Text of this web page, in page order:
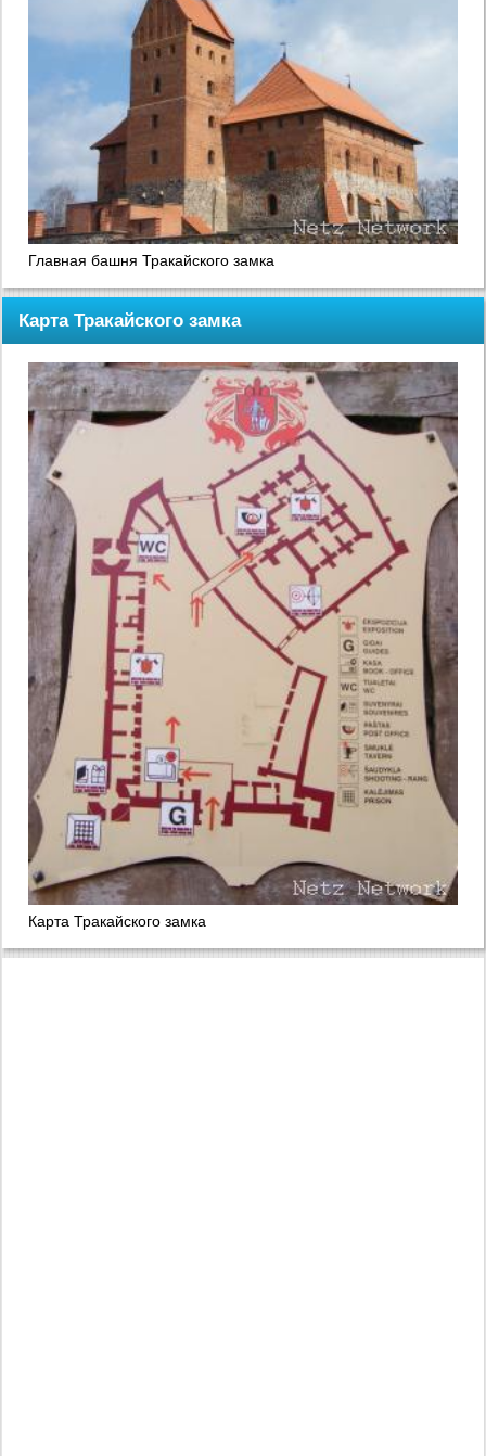
Главная башня Тракайского замка
Карта Тракайского замка
Карта Тракайского замка